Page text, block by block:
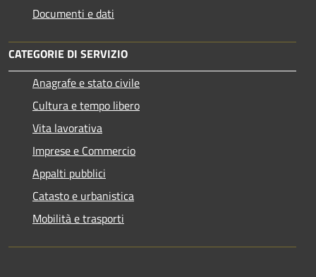
Documenti e dati
CATEGORIE DI SERVIZIO
Anagrafe e stato civile
Cultura e tempo libero
Vita lavorativa
Imprese e Commercio
Appalti pubblici
Catasto e urbanistica
Mobilità e trasporti